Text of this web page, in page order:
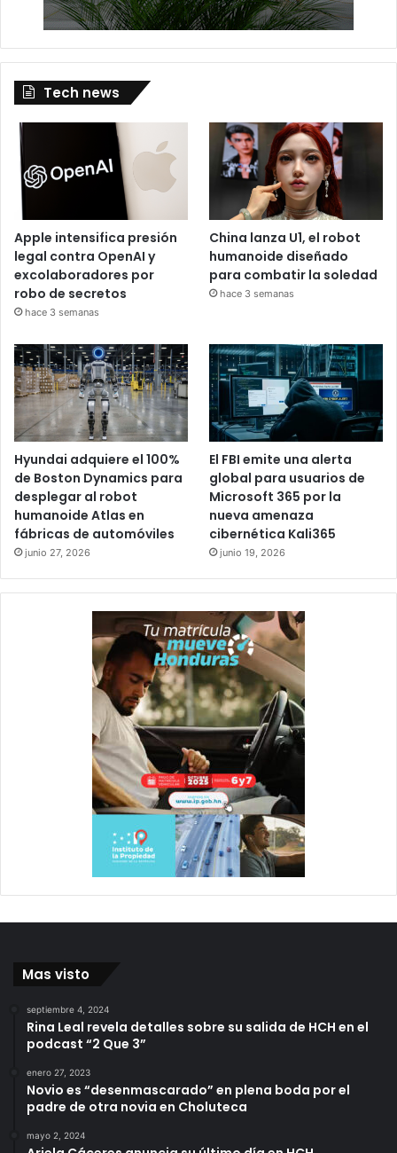
Tech news
Apple intensifica presión
legal contra OpenAI y
excolaboradores por
robo de secretos
hace 3 semanas
China lanza U1, el robot
humanoide diseñado
para combatir la soledad
hace 3 semanas
Hyundai adquiere el 100%
de Boston Dynamics para
desplegar al robot
humanoide Atlas en
fábricas de automóviles
junio 27, 2026
El FBI emite una alerta
global para usuarios de
Microsoft 365 por la
nueva amenaza
cibernética Kali365
junio 19, 2026
Mas visto
septiembre 4, 2024
Rina Leal revela detalles sobre su salida de HCH en el
podcast “2 Que 3”
enero 27, 2023
Novio es “desenmascarado” en plena boda por el
padre de otra novia en Choluteca
mayo 2, 2024